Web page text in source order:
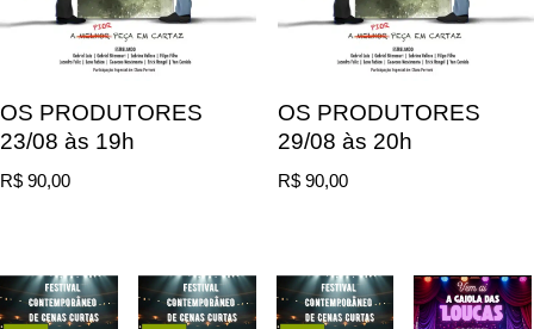
OS PRODUTORES
23/08 às 19h
R$ 90,00
OS PRODUTORES
29/08 às 20h
R$90,00